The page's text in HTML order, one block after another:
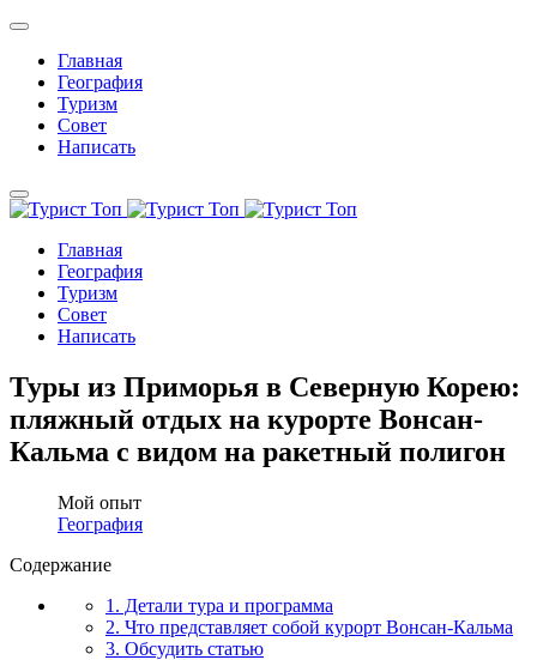
Главная
География
Туризм
Совет
Написать
Главная
География
Туризм
Совет
Написать
Туры из Приморья в Северную Корею:
пляжный отдых на курорте Вонсан-
Кальма с видом на ракетный полигон
Мой опыт
География
Содержание
1. Детали тура и программа
2. Что представляет собой курорт Вонсан-Кальма
3. Обсудить статью